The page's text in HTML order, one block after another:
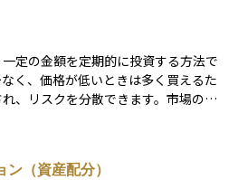
定の金額を定期的に投資する方法で
く、価格が低いときは多く買えるた
、リスクを分散できます。市場のタ
（資産配分）